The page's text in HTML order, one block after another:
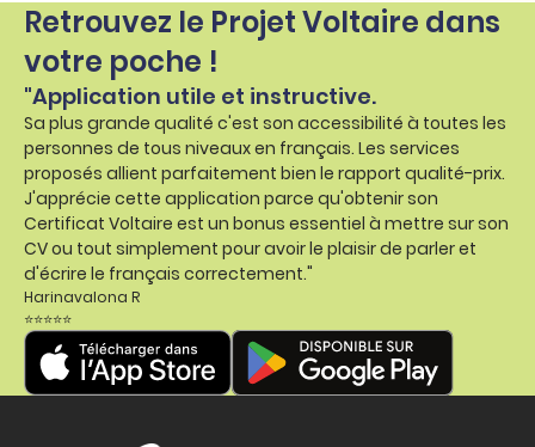
Retrouvez le Projet Voltaire dans
votre poche !
"Application utile et instructive.
Sa plus grande qualité c'est son accessibilité à toutes les
personnes de tous niveaux en français. Les services
proposés allient parfaitement bien le rapport qualité-prix.
J'apprécie cette application parce qu'obtenir son
Certificat Voltaire est un bonus essentiel à mettre sur son
CV ou tout simplement pour avoir le plaisir de parler et
d'écrire le français correctement."
Harinavalona R
⭐⭐⭐⭐⭐